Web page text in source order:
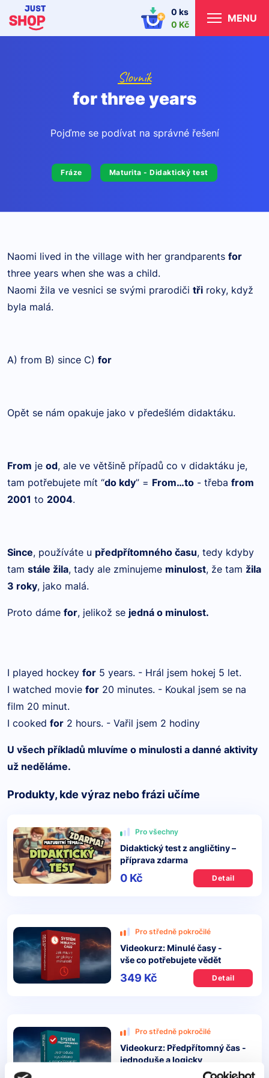
0 ks
0 Kč
MENU
Slovník
for three years
Pojďme se podívat na správné řešení
Fráze Maturita - Didaktický test
Naomi lived in the village with her grandparents for
three years when she was a child.
Naomi žila ve vesnici se svými prarodiči tři roky, když
byla malá.
A) from B) since C) for
Opět se nám opakuje jako v předešlém didaktáku.
From je od, ale ve většině případů co v didaktáku je,
tam potřebujete mít “do kdy” = From…to - třeba from
2001 to 2004.
Since, používáte u předpřítomného času, tedy kdyby
tam stále žila, tady ale zminujeme minulost, že tam žila
3 roky, jako malá.
Proto dáme for, jelikož se jedná o minulost.
I played hockey for 5 years. - Hrál jsem hokej 5 let.
I watched movie for 20 minutes. - Koukal jsem se na
film 20 minut.
I cooked for 2 hours. - Vařil jsem 2 hodiny
U všech příkladů mluvíme o minulosti a danné aktivity
už neděláme.
Produkty, kde výraz nebo frázi učíme
Pro všechny
Didaktický test z angličtiny –
příprava zdarma
0 Kč Detail
Pro středně pokročilé
Videokurz: Minulé časy -
vše co potřebujete vědět
349 Kč Detail
Pro středně pokročilé
Videokurz: Předpřítomný čas -
jednoduše a logicky